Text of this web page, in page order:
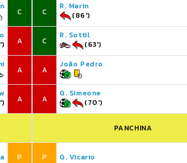
C
A
A
A
P
C
R. Marin
(86')
C
R. Sottil
(63')
A
João Pedro
A
G. Simeone
(70')
PANCHINA
P G. Vicario